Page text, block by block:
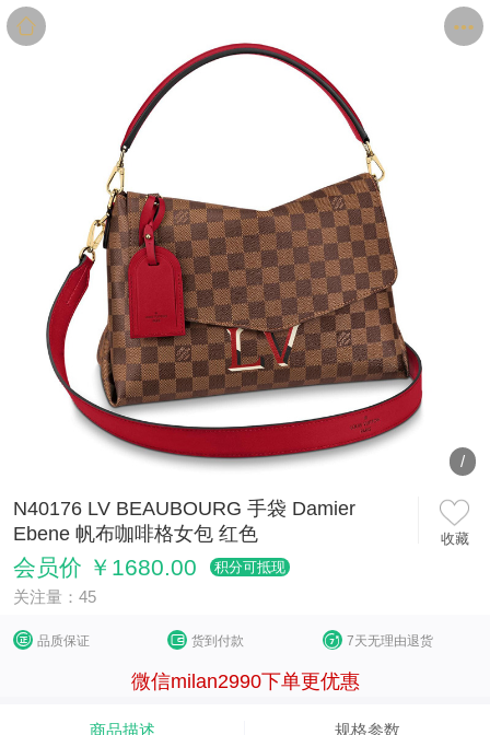
/
N40176 LV BEAUBOURG 手袋 Damier
Ebene 帆布咖啡格女包 红色
收藏
会员价 ￥1680.00 积分可抵现
关注量：45
品质保证 货到付款 7天无理由退货
微信milan2990下单更优惠
商品描述 规格参数